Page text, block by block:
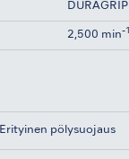
DURAGRIP
2,500 min-1
Erityinen pölysuojaus